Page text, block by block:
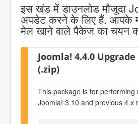
इस खंड में डाउनलोड मौजूदा
अपडेट करने के लिए हैं. आपके
मेल खाने वाले पैकेज का चयन
Joomla! 4.4.0 Upgrade
(.zip)
This package is for performing
Joomla! 3.10 and previous 4.x